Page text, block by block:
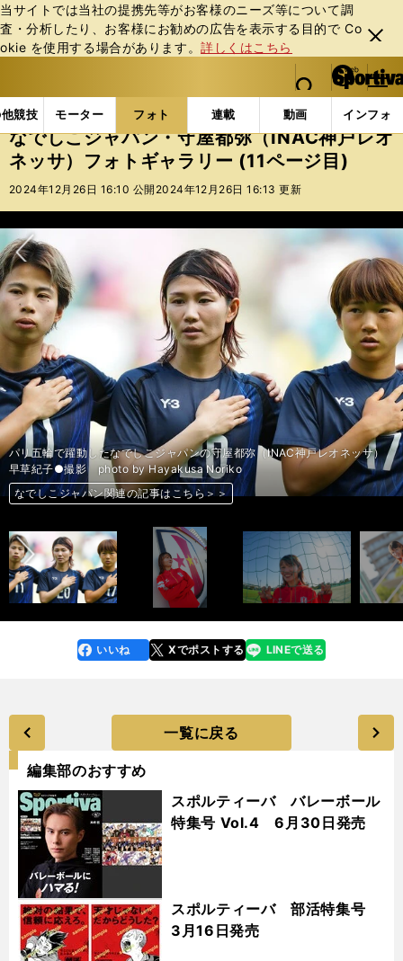
当サイトでは当社の提携先等がお客様のニーズ等について調
査・分析したり、お客様にお勧めの広告を表⽰する⽬的で Co
okie を使⽤する場合があります。詳しくはこちら
閉じ
る
web Sportiva (webスポルティーバ)
検索
マイペ
ー
ジ
メニュ
競技 モーター フォト 連載 動画 インフォ
b
ス
ポ
ル
バ
フォトギャラリー スポーツビーナスギャラリー な
なでしこジャパン・守屋都弥（INAC神戸レオ
ネッサ）フォトギャラリー (11ページ目)
2024年12月26日 16:10 公開 2024年12月26日 16:13 更新
次へ
なでしこジャパン関連の記事はこちら＞＞
なでしこジャパン関連の記事はこちら＞＞
なでしこジャパン関連の記事はこちら＞＞
なでしこジャパン関連の記事はこちら＞＞
なでしこジャパン関連の記事はこちら＞＞
なでしこジャパン関連の記事はこちら＞＞
なでしこジャパン関連の記事はこちら＞＞
なでしこジャパン関連の記事はこちら＞＞
なでしこジャパン関連の記事はこちら＞＞
なでしこジャパン関連の記事はこちら＞＞
パリ五輪で躍動したなでしこジャパンの守屋都弥（INAC神戸レオネッサ）
早草紀子●撮影 photo by Hayakusa Noriko
なでしこジャパン関連の記事はこちら＞＞
前へ
faceboo
k
いいね Xでポストする
line LINEで送る
一覧に戻る
編集部のおすすめ
スポルティーバ バレーボール
特集号 Vol.4 6月30日発売
スポルティーバ 部活特集号
3月16日発売